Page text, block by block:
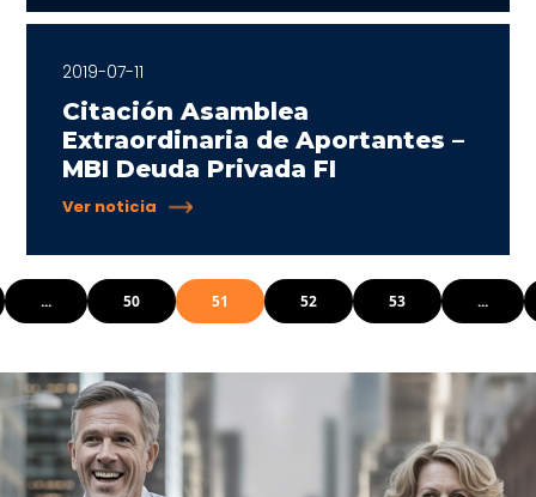
2019-07-11
Citación Asamblea
Extraordinaria de Aportantes –
MBI Deuda Privada FI
Ver noticia
... 50 51 52 53 ...